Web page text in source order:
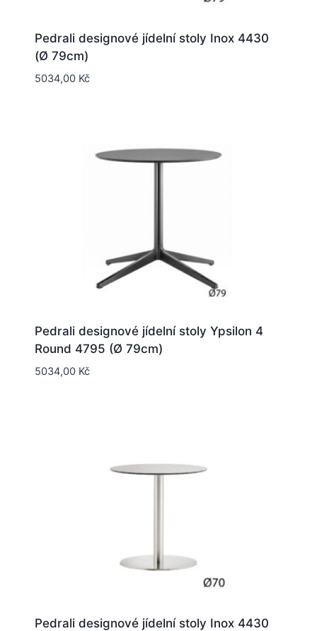
Pedrali designové jídelní stoly Inox 4430
(Ø 79cm)
5034,00 Kč
Pedrali designové jídelní stoly Ypsilon 4
Round 4795 (Ø 79cm)
5034,00 Kč
Pedrali designové jídelní stoly Inox 4430